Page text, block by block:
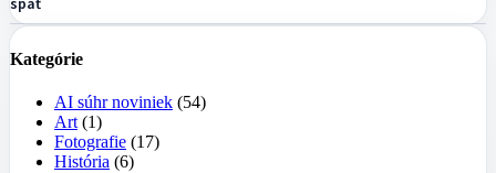
Kategórie
AI súhr noviniek (54)
Art (1)
Fotografie (17)
História (6)